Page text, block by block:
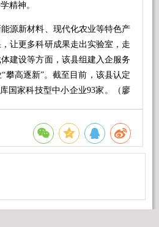
精神。
源新材料、现代化农业等特色产
让更多科研成果走出实验室，走
建设等方面，该县组建入企服务
攀高逐新”。截至目前，该县认定
国家科技型中小企业93家。（廖